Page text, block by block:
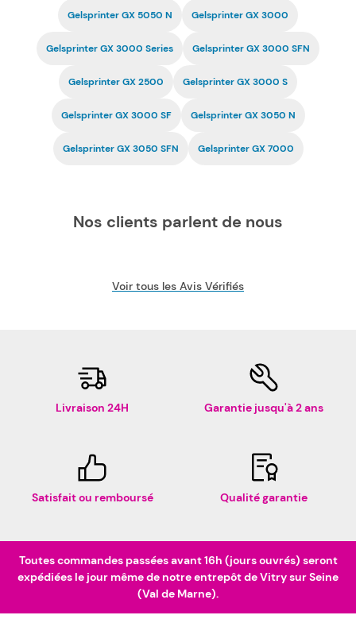
Gelsprinter GX 5050 N Gelsprinter GX 3000
Gelsprinter GX 3000 Series Gelsprinter GX 3000 SFN
Gelsprinter GX 2500 Gelsprinter GX 3000 S
Gelsprinter GX 3000 SF Gelsprinter GX 3050 N
Gelsprinter GX 3050 SFN Gelsprinter GX 7000
Nos clients parlent de nous
Voir tous les Avis Vérifiés
Livraison 24H Garantie jusqu'à 2 ans
Satisfait ou remboursé Qualité garantie
Toutes commandes passées avant 16h (jours ouvrés) seront
expédiées le jour même de notre entrepôt de Vitry sur Seine
(Val de Marne).